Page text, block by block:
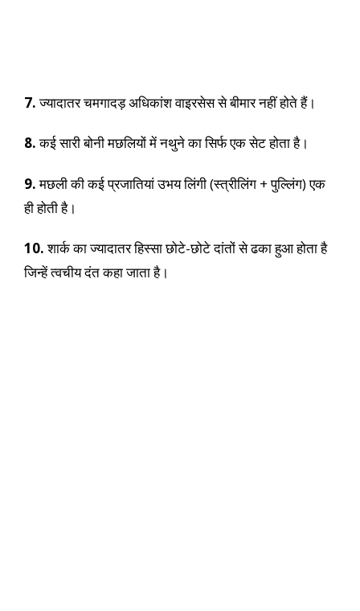
7.ज्यादातर चमगादड़ अधिकांश वाइरसेस से बीमार नहीं होते हैं।
8.कई सारी बोनी मछलियों में नथुने का सिर्फ एक सेट होता है।
9.मछली की कई प्रजातियां उभय लिंगी (स्त्रीलिंग + पुल्लिंग) एक
ही होती है।
10.शार्क का ज्यादातर हिस्सा छोटे-छोटे दांतों से ढका हुआ होता है
जिन्हें त्वचीय दंत कहा जाता है।